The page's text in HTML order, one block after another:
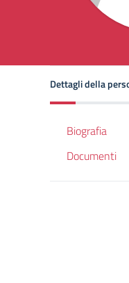
Dettagli della
Biografia
Documenti